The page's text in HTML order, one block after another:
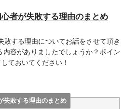
者が失敗する理由のまとめ
敗する理由についてお話をさせて頂き
内容がありましたでしょうか？ポイン
ておいてください！
失敗する理由のまとめ